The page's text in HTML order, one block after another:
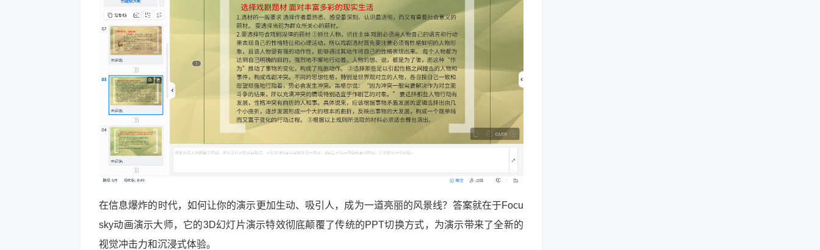
在信息爆炸的时代，如何让你的演示更加生动、吸引人，成为一道亮丽的风景线？答案就在于Focu
sky动画演示大师，它的3D幻灯片演示特效彻底颠覆了传统的PPT切换方式，为演示带来了全新的
视觉冲击力和沉浸式体验。